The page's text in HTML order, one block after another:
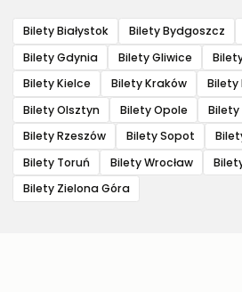
Bilety Białystok Bilety Bydgoszcz
Bilety Gdynia
Bilety Gliwice
Bilety Kielce
Bilety Kraków Bilety
Bilety Olsztyn
Bilety Opole
Bilety
Bilety Rzeszów
Bilety Sopot
Bilety Toruń
Bilety Wrocław
Bilety Zielona Góra